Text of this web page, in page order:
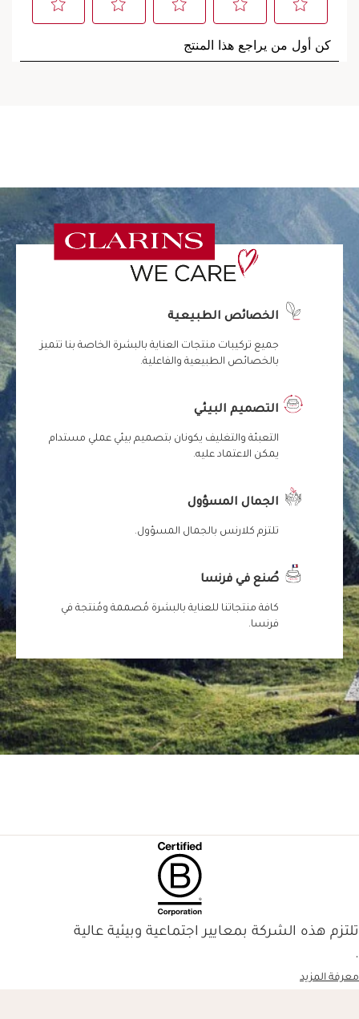
الخصائص الطبيعية
جميع تركيبات منتجات العناية بالبشرة الخاصة بنا تتميز
بالخصائص الطبيعية والفاعلية.
التصميم البيئي
التعبئة والتغليف يكونان بتصميم بيئي عملي مستدام
يمكن الاعتماد عليه.
الجمال المسؤول
تلتزم كلارنس بالجمال المسؤول.
صُنع في فرنسا
كافة منتجاتنا للعناية بالبشرة مُصممة ومُنتجة في
فرنسا.
تلتزم هذه الشركة بمعايير اجتماعية وبيئية عالية
.
معرفة المزيد